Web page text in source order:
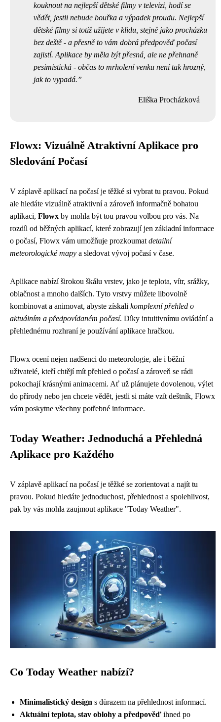
kouknout na nejlepší dětské filmy v televizi, hodí se
vědět, jestli nebude bouřka a výpadek proudu. Nejlepší
dětské filmy si totiž užijete v klidu, stejně jako procházku
bez deště - a přesně to vám dobrá předpověď počasí
zajistí. Aplikace by měla být přesná, ale ne přehnaně
pesimistická - občas to mrholení venku není tak hrozný,
jak to vypadá.
Eliška Procházková
Flowx: Vizuálně Atraktivní Aplikace pro
Sledování Počasí
V záplavě aplikací na počasí je těžké si vybrat tu pravou. Pokud
ale hledáte vizuálně atraktivní a zároveň informačně bohatou
aplikaci, Flowx by mohla být tou pravou volbou pro vás. Na
rozdíl od běžných aplikací, které zobrazují jen základní informace
o počasí, Flowx vám umožňuje prozkoumat detailní
meteorologické mapy a sledovat vývoj počasí v čase.
Aplikace nabízí širokou škálu vrstev, jako je teplota, vítr, srážky,
oblačnost a mnoho dalších. Tyto vrstvy můžete libovolně
kombinovat a animovat, abyste získali komplexní přehled o
aktuálním a předpovídaném počasí. Díky intuitivnímu ovládání a
přehlednému rozhraní je používání aplikace hračkou.
Flowx ocení nejen nadšenci do meteorologie, ale i běžní
uživatelé, kteří chtějí mít přehled o počasí a zároveň se rádi
pokochají krásnými animacemi. Ať už plánujete dovolenou, výlet
do přírody nebo jen chcete vědět, jestli si máte vzít deštník, Flowx
vám poskytne všechny potřebné informace.
Today Weather: Jednoduchá a Přehledná
Aplikace pro Každého
V záplavě aplikací na počasí je těžké se zorientovat a najít tu
pravou. Pokud hledáte jednoduchost, přehlednost a spolehlivost,
pak by vás mohla zaujmout aplikace "Today Weather".
Co Today Weather nabízí?
Minimalistický design s důrazem na přehlednost informací.
Aktuální teplota, stav oblohy a předpověď ihned po